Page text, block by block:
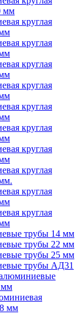
мм
круглая
круглая
круглая
круглая
круглая
круглая
круглая
круглая
круглая
круглая
трубы 14 мм
трубы 22 мм
трубы 25 мм
трубы АД31
мм
мм